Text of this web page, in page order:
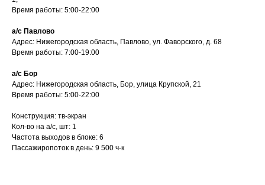
Время работы: 5:00-22:00
а/с Павлово
Адрес: Нижегородская область, Павлово, ул. Фаворского, д. 68
Время работы: 7:00-19:00
а/с Бор
Адрес: Нижегородская область, Бор, улица Крупской, 21
Время работы: 5:00-22:00
Конструкция: тв-экран
Кол-во на а/с, шт: 1
Частота выходов в блоке: 6
Пассажиропоток в день: 9 500 ч-к
◂ Назад